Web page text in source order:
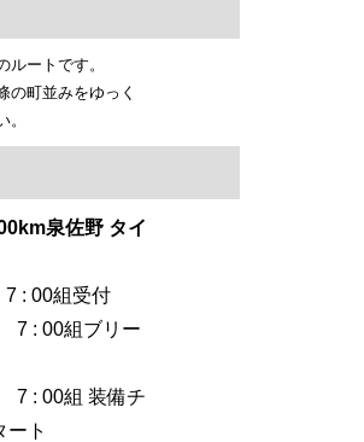
ルートです。
の町並みをゆっく
。
泉佐野 タイ
: 00組受付
組ブリー
組 装備チ
ート